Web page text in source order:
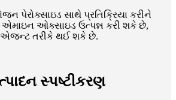
પેરોક્સાઇડ સાથે પ્રતિક્રિયા કરીને
ઓક્સાઇડ ઉત્પન્ન કરી શકે છે,
એજન્ટ તરીકે થઈ શકે છે.
સ્પષ્ટીકરણ